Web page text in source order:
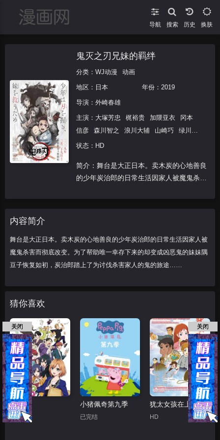
导航 搜索 换肤
鬼灭之刃兄妹的羁绊
分类： WJ动漫 动画
地区： 日本 年份： 2019
导演： 外崎春雄
主演： 大塚芳忠 梶裕贵 加隈亚衣
冈本
信彦
森川智之 浪川大辅 山崎巧
绿川
光
子安武人
状态：HD
简介：舞台是大正日本。卖木炭的心地善良
的少年炭治郎的日常生活因家人被魔鬼杀害
内容简介
舞台是大正日本。卖木炭的心地善良的少年炭治郎的日常生活因家人被
魔鬼杀害而彻底改变。为了帮助唯一幸存下来的却变成凶恶鬼的妹妹隅
豆子恢复如初，炭治郎踏上了为讨伐杀害家人的鬼的旅途……
猜你喜欢
白箱
已完结
小猪佩奇第九季
已完结
犹太女孩在上海
HD
关闭 关闭